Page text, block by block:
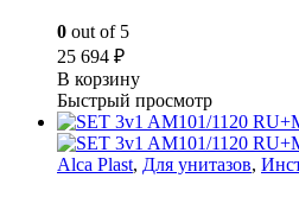
0 out of 5
25 694 ₽
В корзину
Быстрый просмотр
Alca Plast, Для унитазов,